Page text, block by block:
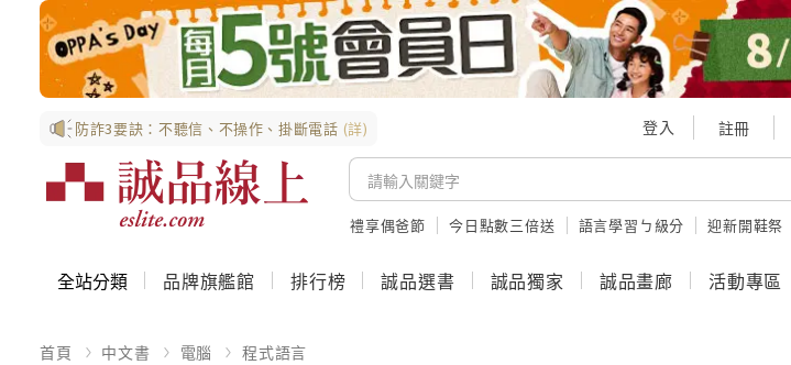
防詐3要訣：不聽信、不操作、掛斷電話 (詳) 登入 註冊
禮享偶爸節 今日點數三倍送 語言學習ㄅ級分 迎新開鞋祭
全站分類 品牌旗艦館 排行榜 誠品選書 誠品獨家 誠品畫廊 活動專區
首頁 中文書 電腦 程式語言